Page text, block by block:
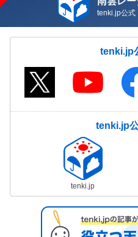
tenki.jp公
tenki.jp
tenki.jp
tenki.jp